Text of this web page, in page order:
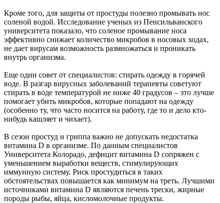
Кроме того, для защиты от простуды полезно промывать нос
соленой водой. Исследование ученых из Пенсильванского
университета показало, что соленое промывание носа
эффективно снижает количество микробов в носовых ходах,
не дает вирусам возможность размножаться и проникать
внутрь организма.
Еще один совет от специалистов: стирать одежду в горячей
воде. В разгар вирусных заболеваний терапевты советуют
стирать в воде температурой не ниже 40 градусов – это лучше
помогает убить микробов, которые попадают на одежду
(особенно ту, что часто носится на работу, где то и дело кто-
нибудь кашляет и чихает).
В сезон простуд и гриппа важно не допускать недостатка
витамина D в организме. По данным специалистов
Университета Колорадо, дефицит витамина D сопряжен с
уменьшением выработки веществ, стимулирующих
иммунную систему. Риск простудиться в таких
обстоятельствах повышается как минимум на треть. Лучшими
источниками витамина D являются печень трески, жирные
породы рыбы, яйца, кисломолочные продукты.